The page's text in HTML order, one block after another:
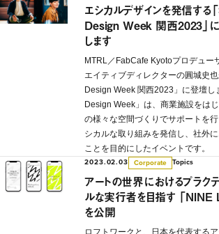
エシカルデザインを発信す
Design Week 関西2023」
します
MTRL／FabCafe Kyotoプロデュー
エイティブディレクターの圓城史
Design Week 関西2023」に登壇し
Design Week」は、商業施設をは
の様々な空間づくりでサポートを
シカルな取り組みを発信し、社外
ことを目的にしたイベントです。
2023.02.03 Corporate Topics
アートの世界におけるプラク
ルな実行者を目指す 「NINE
を公開
ロフトワークと、日本を代表する